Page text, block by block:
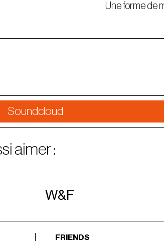
Une forme de
Soundcloud
aimer :
W&F
FRIENDS